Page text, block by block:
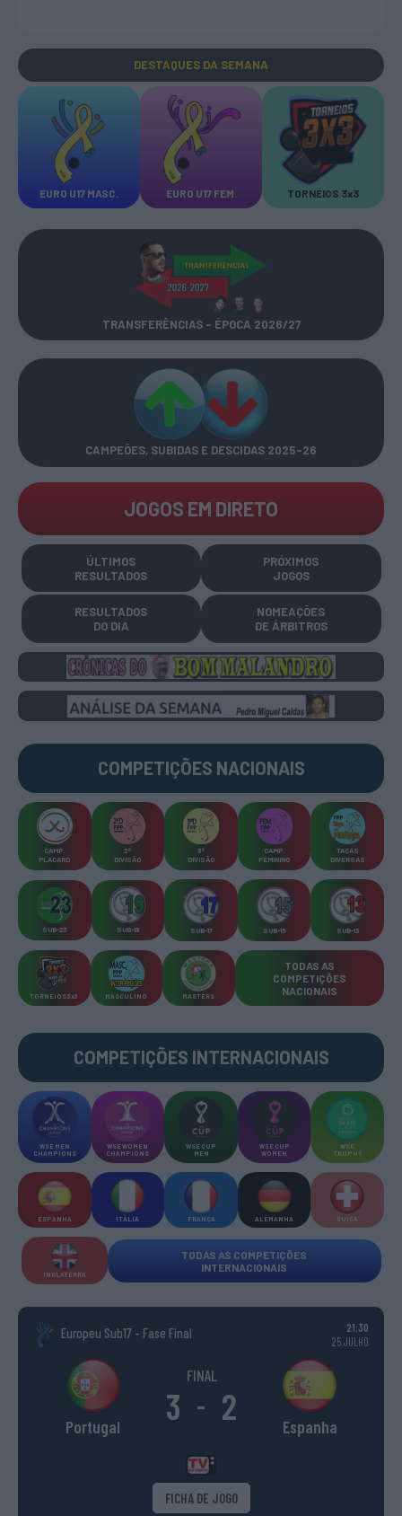
DESTAQUES DA SEMANA
EURO U17 MASC. EURO U17 FEM. TORNEIOS 3x3
TRANSFERÊNCIAS - ÉPOCA 2026/27
CAMPEÕES, SUBIDAS E DESCIDAS 2025-26
JOGOS EM DIRETO
ÚLTIMOS
RESULTADOS
PRÓXIMOS
JOGOS
RESULTADOS
DO DIA
NOMEAÇÕES
DE ÁRBITROS
COMPETIÇÕES NACIONAIS
CAMP
PLACARD
2ª
DIVISÃO
3ª
DIVISÃO
CAMP
FEMININO
TAÇAS
DIVERSAS
SUB-23 SUB-19 SUB-17 SUB-15 SUB-13
TORNEIOS 3x3 MASCULINO MASTERS
TODAS AS
COMPETIÇÕES
NACIONAIS
COMPETIÇÕES INTERNACIONAIS
WSE MEN
CHAMPIONS
WSE WOMEN
CHAMPIONS
WSE CUP
MEN
WSE CUP
WOMEN
WSE
TROPHY
ESPANHA ITÁLIA FRANÇA ALEMANHA SUÍÇA
INGLATERRA
TODAS AS COMPETIÇÕES
INTERNACIONAIS
Europeu Sub17 - Fase Final
21:30
25 JULHO
Portugal
FINAL
3 - 2 Espanha
FICHA DE JOGO